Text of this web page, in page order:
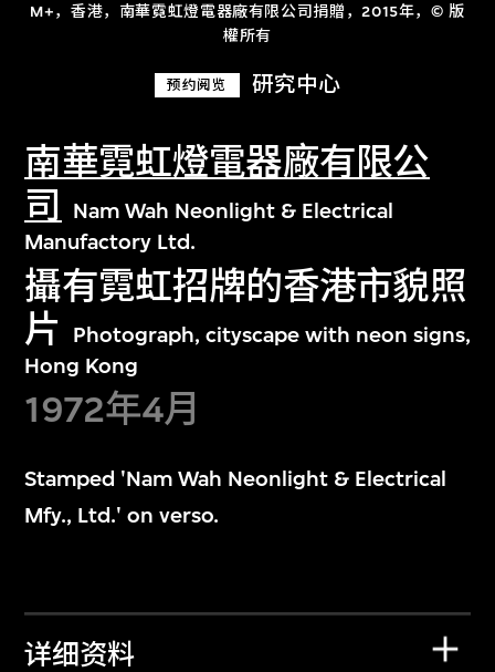
M+，香港，南華霓虹燈電器廠有限公司捐贈，2015年，© 版
權所有
预约阅览 研究中心
南華霓虹燈電器廠有限公
司
Nam Wah Neonlight & Electrical
Manufactory Ltd.
攝有霓虹招牌的香港市貌照
片
Photograph, cityscape with neon signs,
Hong Kong
1972年4月
Stamped 'Nam Wah Neonlight & Electrical
Mfy., Ltd.' on verso.
详细资料
探索世界顶级的二十及二十一世纪视觉